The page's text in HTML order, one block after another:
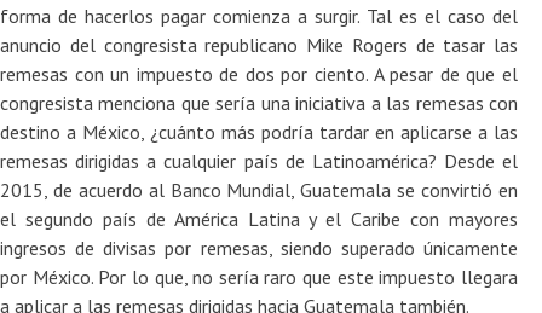
forma de hacerlos pagar comienza a surgir. Tal es el caso del
anuncio del congresista republicano Mike Rogers de tasar las
remesas con un impuesto de dos por ciento. A pesar de que el
congresista menciona que sería una iniciativa a las remesas con
destino a México, ¿cuánto más podría tardar en aplicarse a las
remesas dirigidas a cualquier país de Latinoamérica? Desde el
2015, de acuerdo al Banco Mundial, Guatemala se convirtió en
el segundo país de América Latina y el Caribe con mayores
ingresos de divisas por remesas, siendo superado únicamente
por México. Por lo que, no sería raro que este impuesto llegara
a aplicar a las remesas dirigidas hacia Guatemala también.